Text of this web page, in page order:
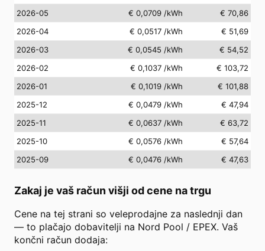
2026-05
€ 0,0709 /kWh
€ 70,86
2026-04
€ 0,0517 /kWh
€ 51,69
2026-03
€ 0,0545 /kWh
€ 54,52
2026-02
€ 0,1037 /kWh
€ 103,72
2026-01
€ 0,1019 /kWh
€ 101,88
2025-12
€ 0,0479 /kWh
€ 47,94
2025-11
€ 0,0637 /kWh
€ 63,72
2025-10
€ 0,0576 /kWh
€ 57,64
2025-09
€ 0,0476 /kWh € 47,63
Zakaj je vaš račun višji od cene na trgu
Cene na tej strani so veleprodajne za naslednji dan
— to plačajo dobavitelji na Nord Pool / EPEX. Vaš
končni račun dodaja: